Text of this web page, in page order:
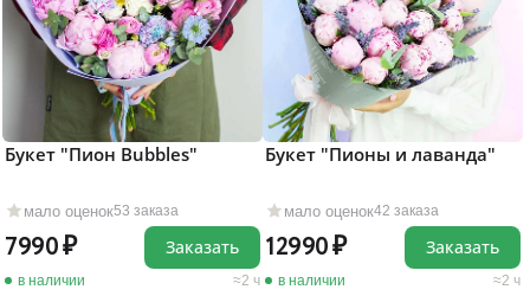
мало оценок53 заказа
Букет "Пион Bubbles"
7990
в наличии 2 ч
Заказать
мало оценок42 заказа
Букет "Пионы и лаванда"
12990
в наличии 2 ч
Заказать